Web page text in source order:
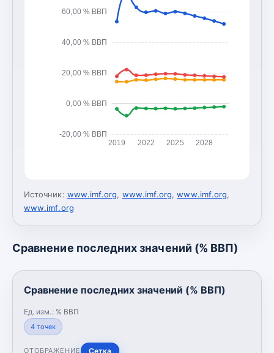
-20,00 % ВВП
0,00 % ВВП
20,00 % ВВП
40,00 % ВВП
60,00 % ВВП
2019 2022 2025 2028
Источник: www.imf.org, www.imf.org,www.imf.org,
www.imf.org
Сравнение последних значений (% ВВП)
Сравнение последних значений (% ВВП)
Ед. изм.: % ВВП
4 точек
ОТОБРАЖЕНИЕ Сетка